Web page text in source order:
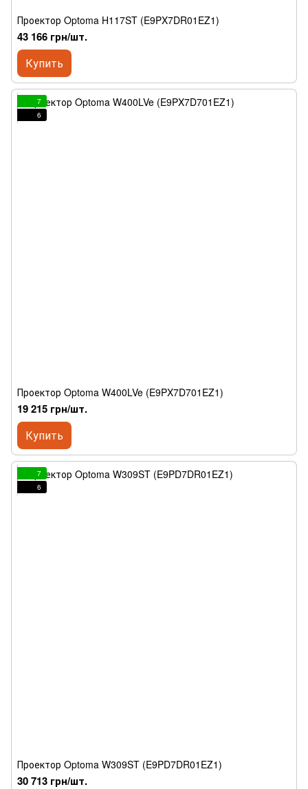
Проектор Optoma H117ST (E9PX7DR01EZ1)
43 166 грн/шт.
Купить
7
6
Проектор Optoma W400LVe (E9PX7D701EZ1)
19 215 грн/шт.
Купить
7
6
Проектор Optoma W309ST (E9PD7DR01EZ1)
30 713 грн/шт.